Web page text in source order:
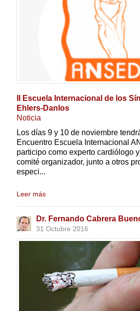
II Escuela Internacional de los
Ehlers-Danlos
Noticia
Los días 9 y 10 de noviembre
Encuentro Escuela Internacional
participo como experto cardiólogo
comité organizador, junto a otros
especi...
Leer más
Dr. Fernando Cabrera
31 Octubre 2016